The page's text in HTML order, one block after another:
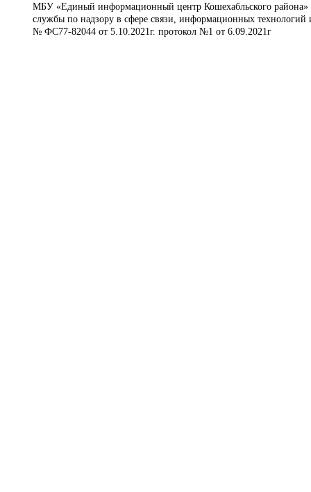
МБУ «Единый информационный центр Кошехабльского района»
службы по надзору в сфере связи, информационных
№ ФС77-82044 от 5.10.2021г. протокол №1 от 6.09.2021г